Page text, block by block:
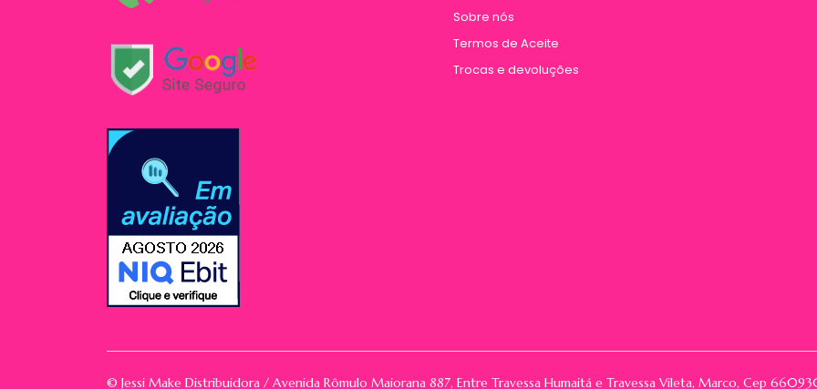
Sobre nós
Termos de Aceite
Trocas e devoluções
© Jessi Make Distribuidora / Avenida Rômulo Maiorana 887, Entre Travessa Humaitá e Travessa Vileta, Marco, Cep